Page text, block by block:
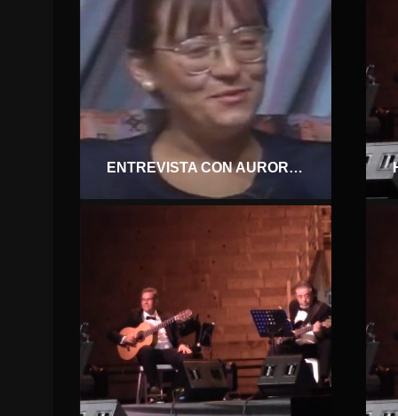
ENTREVISTA CON AURORA GUIRADO. 1992